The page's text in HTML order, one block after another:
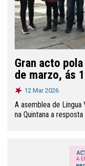
Gran acto
de marzo, ás
12 Mar 2026
A asemblea de
na Quintana a